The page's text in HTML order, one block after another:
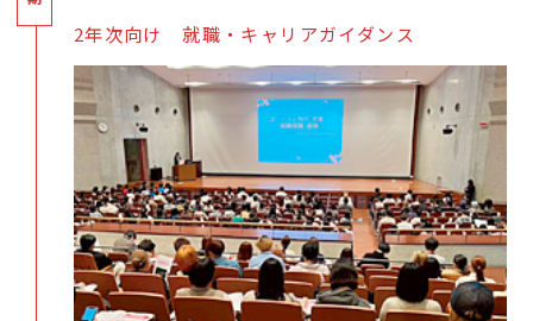
2年次向け 就職・キャリアガイダンス